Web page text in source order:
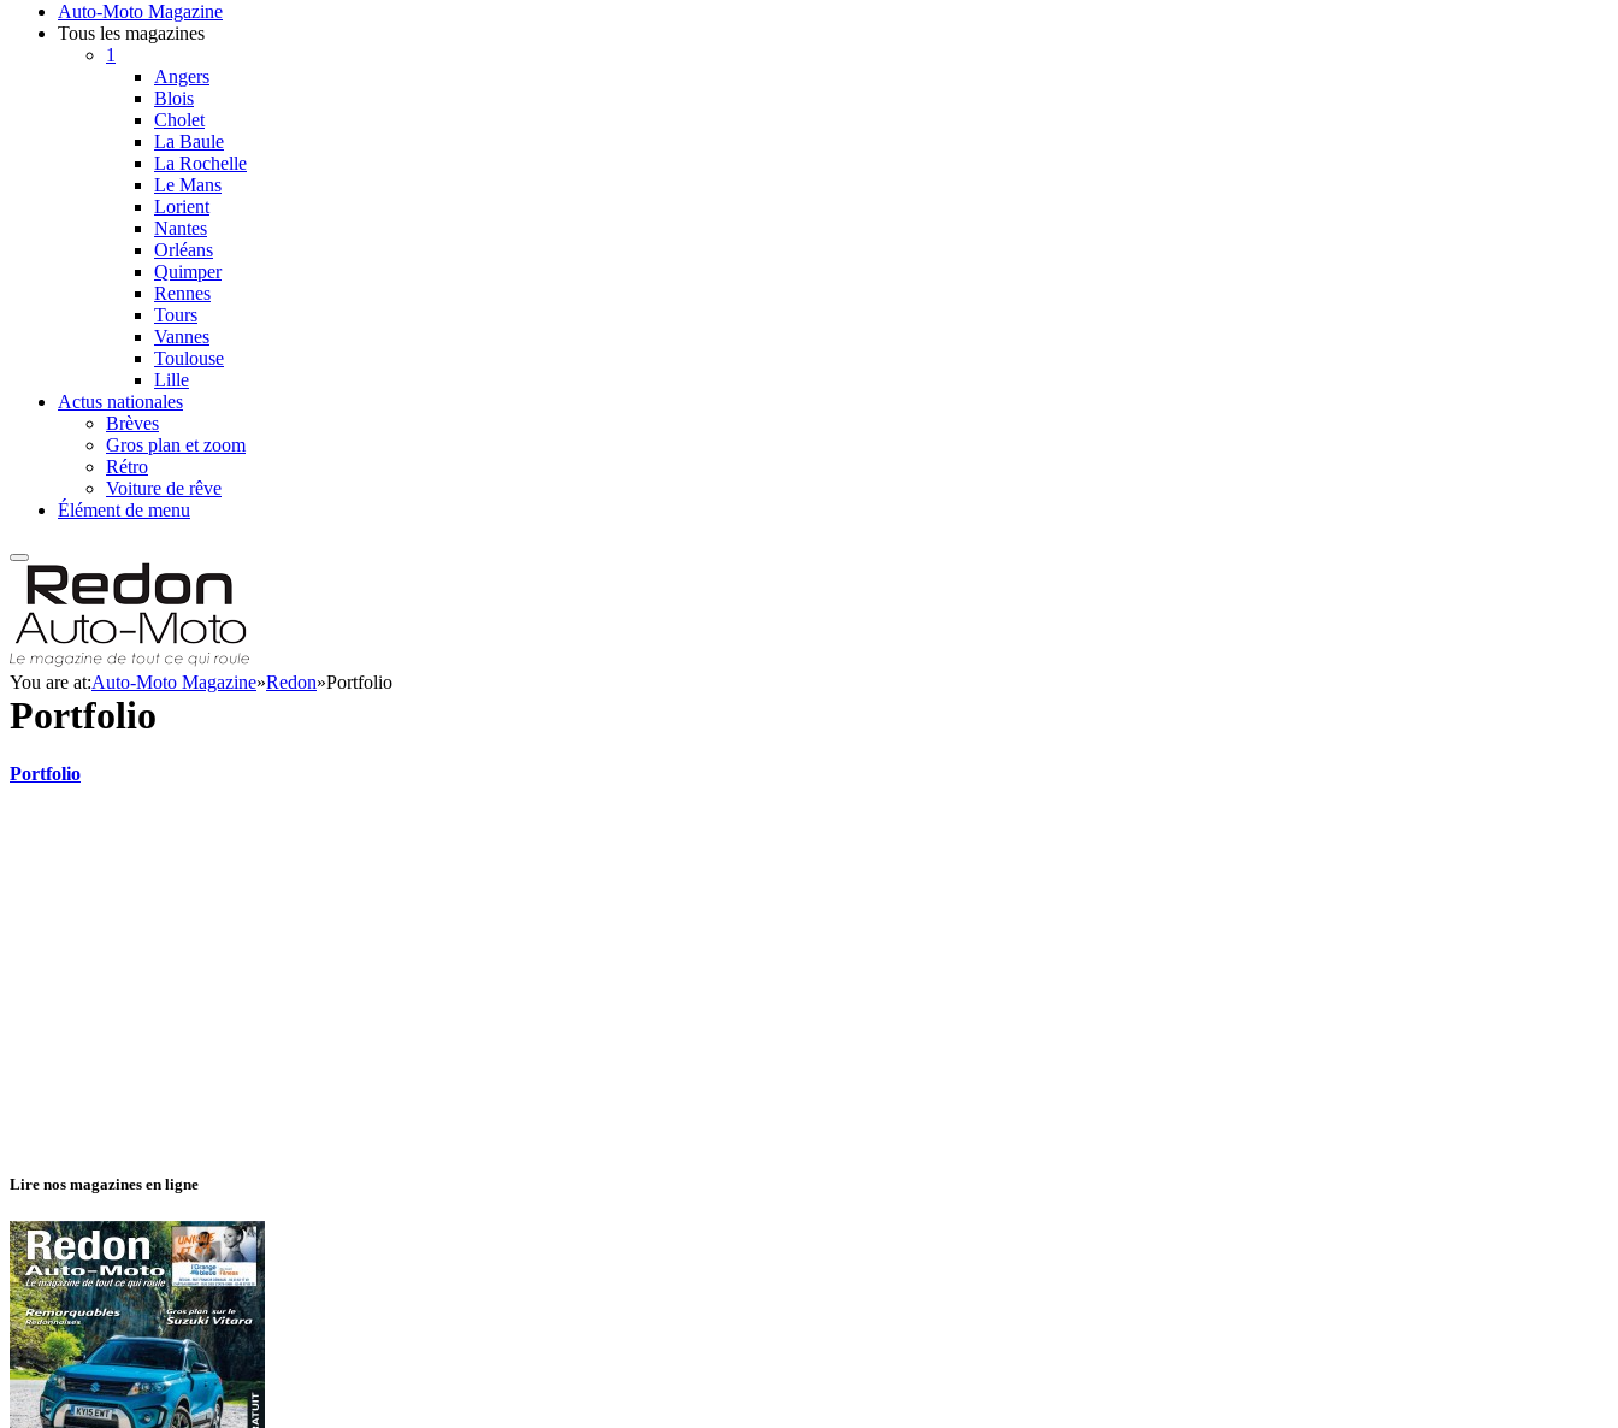
Auto-Moto Magazine
Tous les magazines
1
Angers
Blois
Cholet
La Baule
La Rochelle
Le Mans
Lorient
Nantes
Orléans
Quimper
Rennes
Tours
Vannes
Toulouse
Lille
Actus nationales
Brèves
Gros plan et zoom
Rétro
Voiture de rêve
Élément de menu
You are at:Auto-Moto Magazine»Redon»Portfolio
Portfolio
Portfolio
Lire nos magazines en ligne